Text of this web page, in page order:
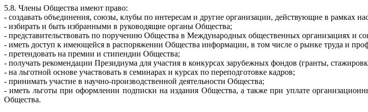
5.8. Члены Общества имеют право:
- создавать объединения, союзы, клубы по интересам и другие организации, действующие в рамках
- избирать и быть избранными в руководящие органы Общества;
- представительствовать по поручению Общества в Международных общественных организациях и
- иметь доступ к имеющейся в распоряжении Общества информации, в том числе о рынке труда и
- претендовать на премии и стипендии Общества;
- получать рекомендации Президиума для участия в конкурсах зарубежных фондов (гранты,
- на льготной основе участвовать в семинарах и курсах по переподготовке кадров;
- принимать участие в научно-производственной деятельности Общества;
- иметь льготы при оформлении подписки на издания Общества, а также при уплате
Общества.